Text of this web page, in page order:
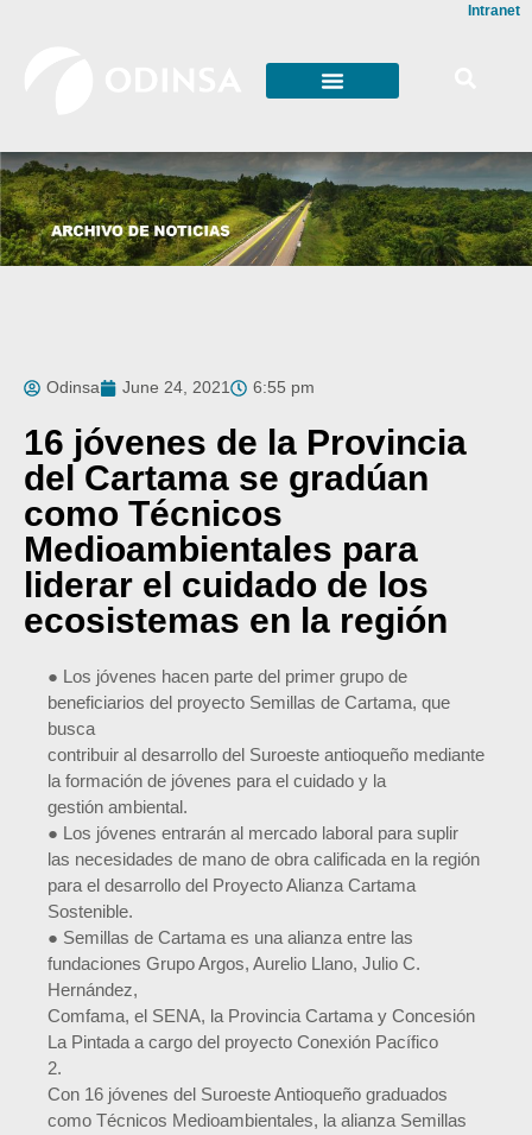
Intranet
Odinsa June 24, 2021 6:55 pm
16 jóvenes de la Provincia
del Cartama se gradúan
como Técnicos
Medioambientales para
liderar el cuidado de los
ecosistemas en la región
● Los jóvenes hacen parte del primer grupo de
beneficiarios del proyecto Semillas de Cartama, que
busca
contribuir al desarrollo del Suroeste antioqueño mediante
la formación de jóvenes para el cuidado y la
gestión ambiental.
● Los jóvenes entrarán al mercado laboral para suplir
las necesidades de mano de obra calificada en la región
para el desarrollo del Proyecto Alianza Cartama
Sostenible.
● Semillas de Cartama es una alianza entre las
fundaciones Grupo Argos, Aurelio Llano, Julio C.
Hernández,
Comfama, el SENA, la Provincia Cartama y Concesión
La Pintada a cargo del proyecto Conexión Pacífico
2.
Con 16 jóvenes del Suroeste Antioqueño graduados
como Técnicos Medioambientales, la alianza Semillas